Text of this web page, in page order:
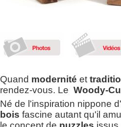
Quand modernité et
rendez-vous. Le Woody-
Né de l'inspiration nippone
bois fascine autant qu'il